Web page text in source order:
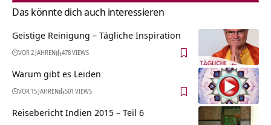
Das könnte dich auch interessieren
Geistige Reinigung – Tägliche Inspiration
VOR 2 JAHREN 478 VIEWS
Warum gibt es Leiden
VOR 15 JAHREN 501 VIEWS
Reisebericht Indien 2015 – Teil 6